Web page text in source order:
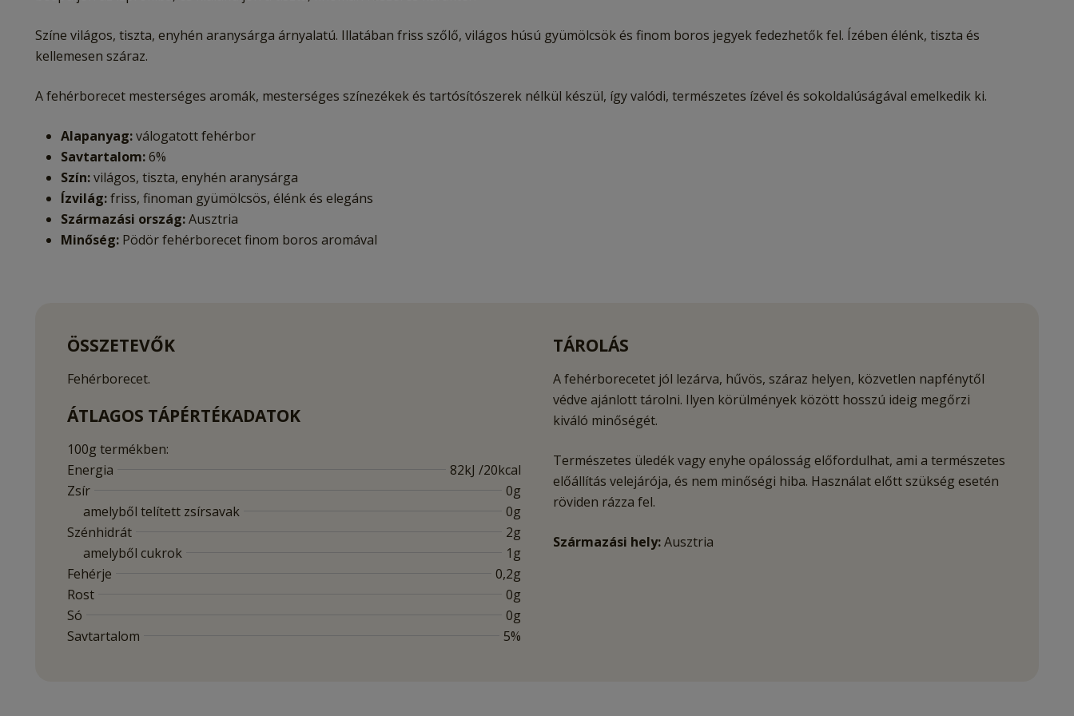
Színe világos, tiszta, enyhén aranysárga árnyalatú. Illatában friss szőlő, világos húsú gyümölcsök és finom boros jegyek fedezhetők fel. Ízében élénk, tiszta és
kellemesen száraz.
A fehérborecet mesterséges aromák, mesterséges színezékek és tartósítószerek nélkül készül, így valódi, természetes ízével és sokoldalúságával emelkedik ki.
Alapanyag:válogatott fehérbor
Savtartalom:6%
Szín:világos, tiszta, enyhén aranysárga
Ízvilág:friss, finoman gyümölcsös, élénk és elegáns
Származási ország:Ausztria
Minőség: Pödör fehérborecet finom boros aromával
ÖSSZETEVŐK
Fehérborecet.
ÁTLAGOS TÁPÉRTÉKADATOK
100g termékben:
Energia
82kJ /20kcal
Zsír
0g
amelyből telített zsírsavak
0g
Szénhidrát
2g
amelyből cukrok
1g
Fehérje
0,2g
Rost
0g
Só
0g
Savtartalom
5%
TÁROLÁS
A fehérborecetet jól lezárva, hűvös, száraz helyen, közvetlen napfénytől
védve ajánlott tárolni. Ilyen körülmények között hosszú ideig megőrzi
kiváló minőségét.
Természetes üledék vagy enyhe opálosság előfordulhat, ami a természetes
előállítás velejárója, és nem minőségi hiba. Használat előtt szükség esetén
röviden rázza fel.
Származási hely:Ausztria